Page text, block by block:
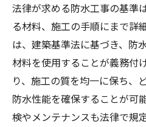
戸田市の住宅を守る防
の理由
防水工事を行う最
戸田市での防水工
防水工事を行うべ
戸田市における防
法律が求める防水工事の基準
る材料、施工の手順にまで詳
は、建築基準法に基づき、防
材料を使用することが義務付
り、施工の質を均一に保ち、
防水性能を確保することが可
検やメンテナンスも法律で規